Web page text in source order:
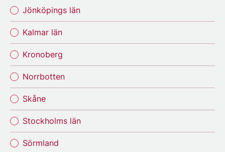
Jönköpings län
Kalmar län
Kronoberg
Norrbotten
Skåne
Stockholms län
Sörmland